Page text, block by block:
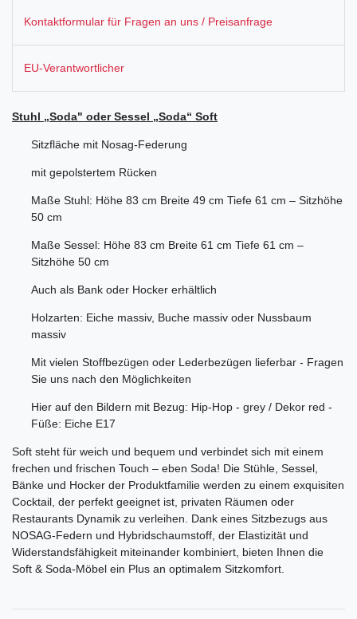
Kontaktformular für Fragen an uns / Preisanfrage
EU-Verantwortlicher
Stuhl „Soda" oder Sessel „Soda“ Soft
Sitzfläche mit Nosag-Federung
mit gepolstertem Rücken
Maße Stuhl: Höhe 83 cm Breite 49 cm Tiefe 61 cm – Sitzhöhe
50 cm
Maße Sessel: Höhe 83 cm Breite 61 cm Tiefe 61 cm –
Sitzhöhe 50 cm
Auch als Bank oder Hocker erhältlich
Holzarten: Eiche massiv, Buche massiv oder Nussbaum
massiv
Mit vielen Stoffbezügen oder Lederbezügen lieferbar - Fragen
Sie uns nach den Möglichkeiten
Hier auf den Bildern mit Bezug: Hip-Hop - grey / Dekor red -
Füße: Eiche E17
Soft steht für weich und bequem und verbindet sich mit einem
frechen und frischen Touch – eben Soda! Die Stühle, Sessel,
Bänke und Hocker der Produktfamilie werden zu einem exquisiten
Cocktail, der perfekt geeignet ist, privaten Räumen oder
Restaurants Dynamik zu verleihen. Dank eines Sitzbezugs aus
NOSAG-Federn und Hybridschaumstoff, der Elastizität und
Widerstandsfähigkeit miteinander kombiniert, bieten Ihnen die
Soft & Soda-Möbel ein Plus an optimalem Sitzkomfort.